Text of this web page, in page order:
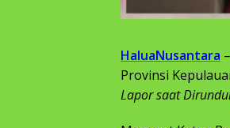
HaluaNusantara
Provinsi
Lapor saat